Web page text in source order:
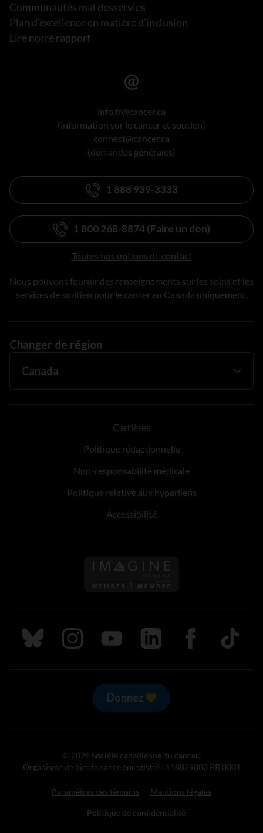
Communautés mal desservies
Plan d’excellence en matière d’inclusion
Lire notre rapport
info.fr@cancer.ca
(information sur le cancer et soutien)
connect@cancer.ca
(demandes générales)
1 888 939-3333
1 800 268-8874 (Faire un don)
Toutes nos options de contact
Nous pouvons fournir des renseignements sur les soins et les
services de soutien pour le cancer au Canada uniquement.
Changer de région
Carrières
Politique rédactionnelle
Non-responsabilité médicale
Politique relative aux hyperliens
Accessibilité
Suivez nous sur Bluesky
Suivez nous sur Instagram
Suivez nous sur Youtube
Suivez nous sur LinkedIn
Suivez nous sur
TikTok
Donnez
© 2026 Société canadienne du cancer.
Organisme de bienfaisance enregistré : 118829803 RR 0001
Paramètres des témoins Mentions légales
Politique de confidentialité